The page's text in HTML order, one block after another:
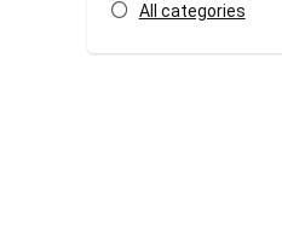
All categories